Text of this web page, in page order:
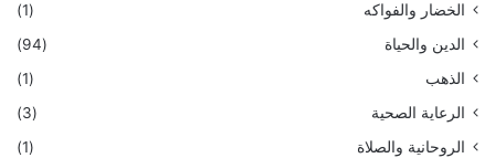
الخضار والفواكه
(1)
الدين والحياة
(94)
الذهب
(1)
الرعاية الصحية
(3)
الروحانية والصلاة
(1)